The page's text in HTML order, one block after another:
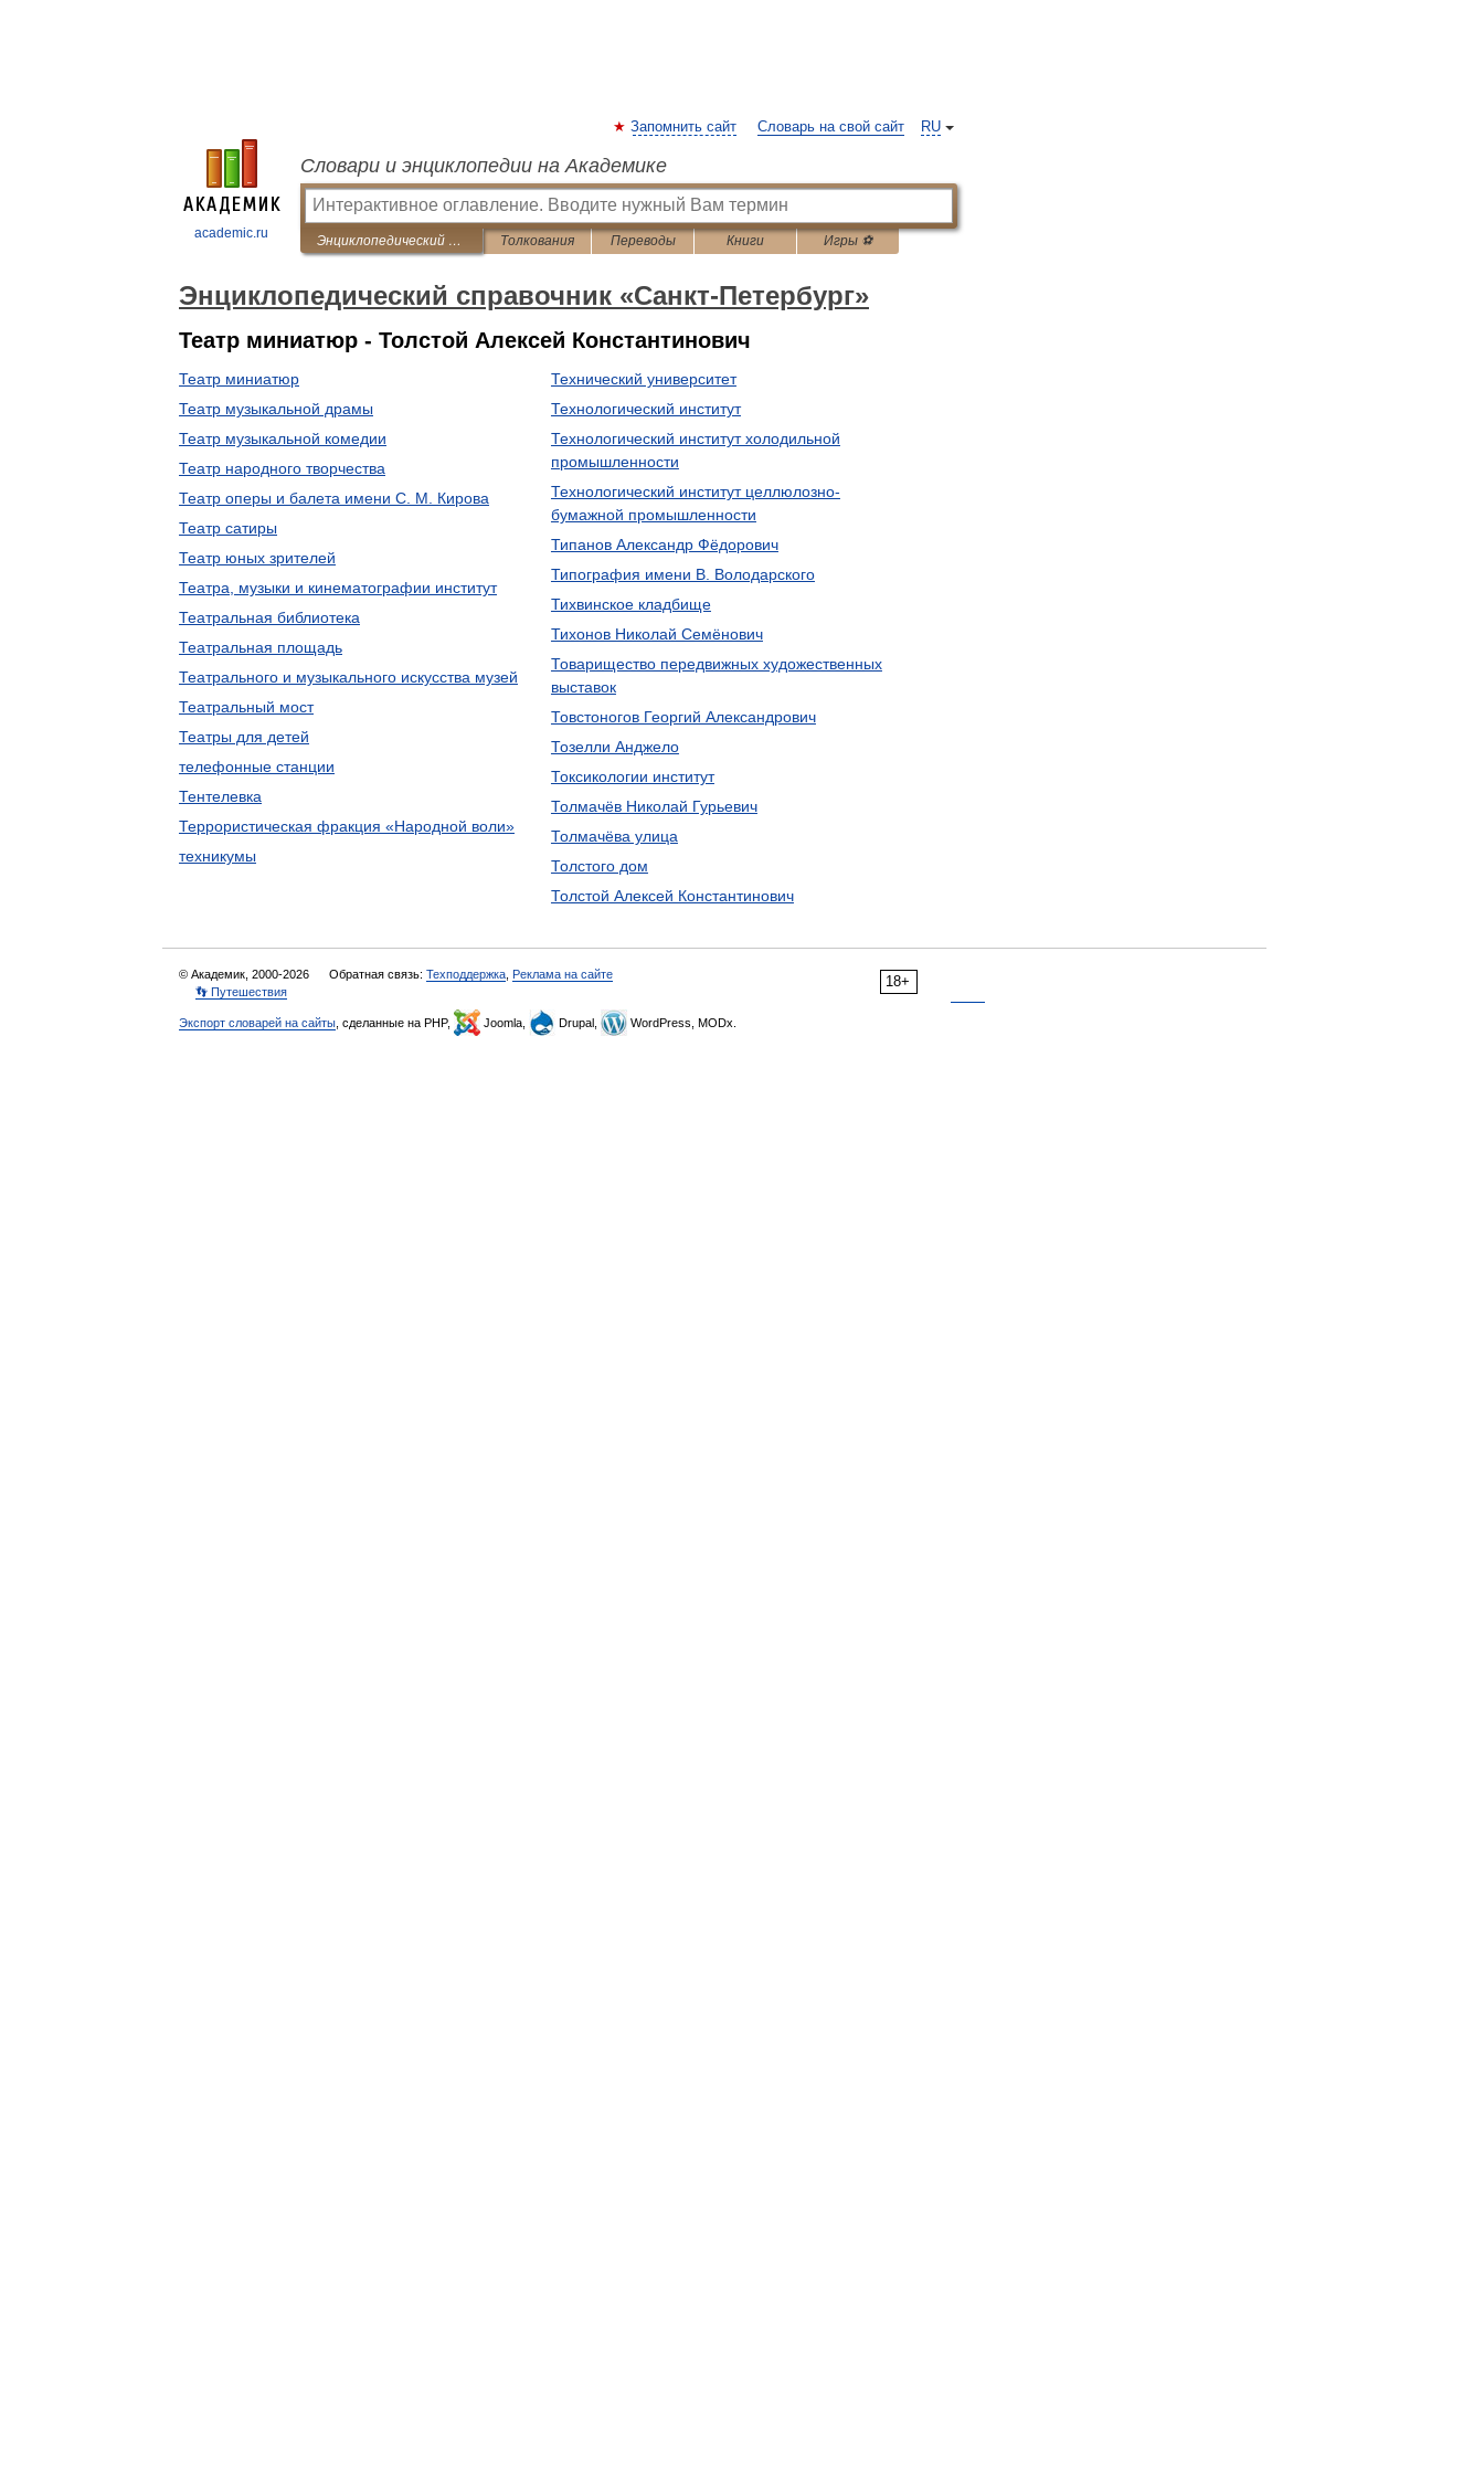
academic.ru
RU
Запомнить сайт Словарь на свой сайт
Словари и энциклопедии на Академике
Энциклопедический справочник «Санкт-Петербург» Толкования Переводы Книги Игры ⚽
Энциклопедический справочник «Санкт-Петербург»
Театр миниатюр - Толстой Алексей Константинович
Театр миниатюр
Театр музыкальной драмы
Театр музыкальной комедии
Театр народного творчества
Театр оперы и балета имени С. М. Кирова
Театр сатиры
Театр юных зрителей
Театра, музыки и кинематографии институт
Театральная библиотека
Театральная площадь
Театрального и музыкального искусства музей
Театральный мост
Театры для детей
телефонные станции
Тентелевка
Террористическая фракция «Народной воли»
техникумы
Технический университет
Технологический институт
Технологический институт холодильной
промышленности
Технологический институт целлюлозно-
бумажной промышленности
Типанов Александр Фёдорович
Типография имени В. Володарского
Тихвинское кладбище
Тихонов Николай Семёнович
Товарищество передвижных художественных
выставок
Товстоногов Георгий Александрович
Тозелли Анджело
Токсикологии институт
Толмачёв Николай Гурьевич
Толмачёва улица
Толстого дом
Толстой Алексей Константинович
18+
© Академик, 2000-2026 Обратная связь: Техподдержка Реклама на сайте
👣 Путешествия
Экспорт словарей на сайты , сделанные на PHP, Joomla, Drupal, WordPress, MODx.